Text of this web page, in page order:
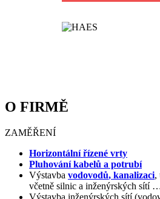
O FIRMĚ
ZAMĚŘENÍ
Horizontální řízené vrty
Pluhování kabelů a potrubí
Výstavba vodovodů, kanalizaci,
včetně silnic a inženýrských sítí
Výstavba inženýrských sítí (